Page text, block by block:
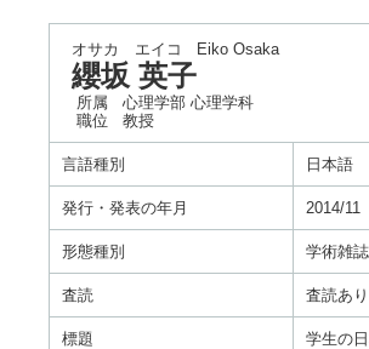
オサカ エイコ Eiko Osaka
纓坂 英子
所属
心理学部 心理学科
職位
教授
言語種別 日本語
発行・発表の年月 2014/11
形態種別 学術雑誌
査読 査読あり
標題 学生の